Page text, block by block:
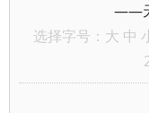
——
选择字号： 大 中